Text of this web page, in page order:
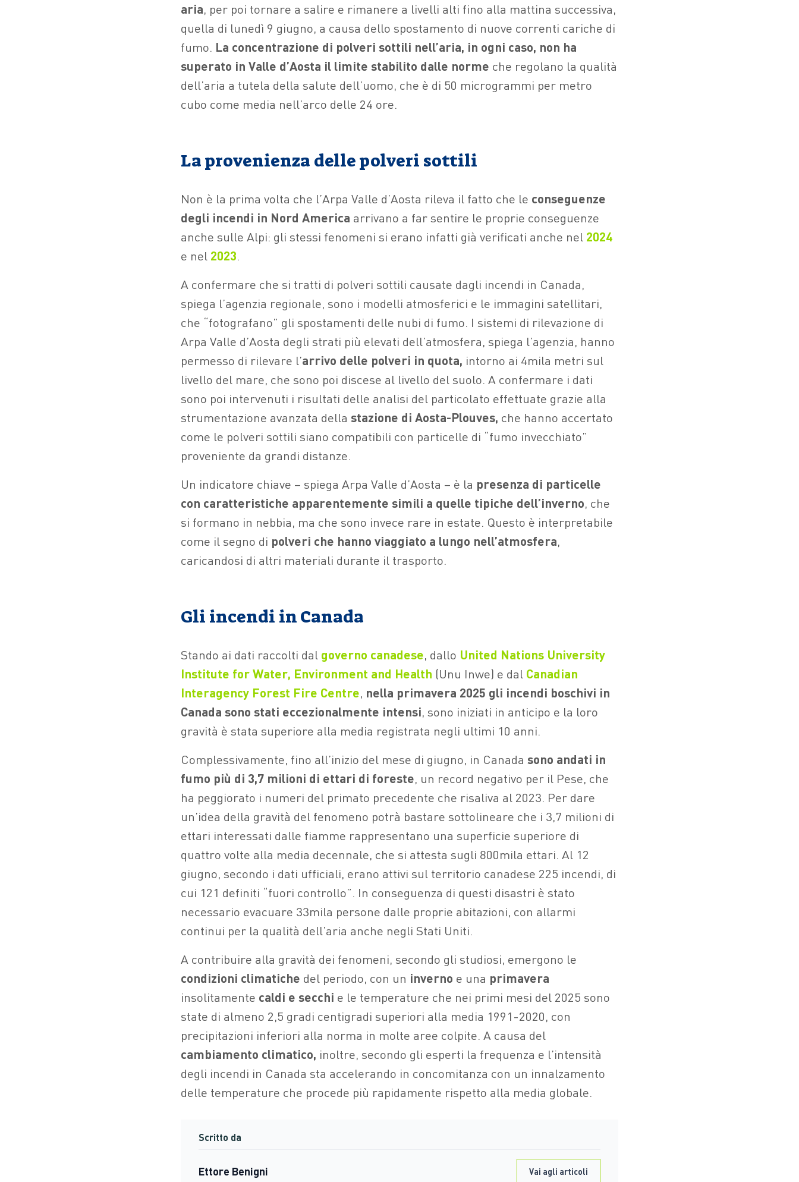
aria, per poi tornare a salire e rimanere a livelli alti fino alla mattina successiva,
quella di lunedì 9 giugno, a causa dello spostamento di nuove correnti cariche di
fumo. La concentrazione di polveri sottili nell’aria, in ogni caso, non ha
superato in Valle d’Aosta il limite stabilito dalle norme che regolano la qualità
dell’aria a tutela della salute dell’uomo, che è di 50 microgrammi per metro
cubo come media nell’arco delle 24 ore.
La provenienza delle polveri sottili
Non è la prima volta che l’Arpa Valle d’Aosta rileva il fatto che le conseguenze
degli incendi in Nord America arrivano a far sentire le proprie conseguenze
anche sulle Alpi: gli stessi fenomeni si erano infatti già verificati anche nel 2024
e nel 2023.
A confermare che si tratti di polveri sottili causate dagli incendi in Canada,
spiega l’agenzia regionale, sono i modelli atmosferici e le immagini satellitari,
che “fotografano” gli spostamenti delle nubi di fumo. I sistemi di rilevazione di
Arpa Valle d’Aosta degli strati più elevati dell’atmosfera, spiega l’agenzia, hanno
permesso di rilevare l’arrivo delle polveri in quota, intorno ai 4mila metri sul
livello del mare, che sono poi discese al livello del suolo. A confermare i dati
sono poi intervenuti i risultati delle analisi del particolato effettuate grazie alla
strumentazione avanzata della stazione di Aosta-Plouves, che hanno accertato
come le polveri sottili siano compatibili con particelle di “fumo invecchiato”
proveniente da grandi distanze.
Un indicatore chiave – spiega Arpa Valle d’Aosta – è la presenza di particelle
con caratteristiche apparentemente simili a quelle tipiche dell’inverno, che
si formano in nebbia, ma che sono invece rare in estate. Questo è interpretabile
come il segno di polveri che hanno viaggiato a lungo nell’atmosfera,
caricandosi di altri materiali durante il trasporto.
Gli incendi in Canada
Stando ai dati raccolti dal governo canadese, dallo United Nations University
Institute for Water, Environment and Health (Unu Inwe) e dal Canadian
Interagency Forest Fire Centre, nella primavera 2025 gli incendi boschivi in
Canada sono stati eccezionalmente intensi, sono iniziati in anticipo e la loro
gravità è stata superiore alla media registrata negli ultimi 10 anni.
Complessivamente, fino all’inizio del mese di giugno, in Canada sono andati in
fumo più di 3,7 milioni di ettari di foreste, un record negativo per il Pese, che
ha peggiorato i numeri del primato precedente che risaliva al 2023. Per dare
un’idea della gravità del fenomeno potrà bastare sottolineare che i 3,7 milioni di
ettari interessati dalle fiamme rappresentano una superficie superiore di
quattro volte alla media decennale, che si attesta sugli 800mila ettari. Al 12
giugno, secondo i dati ufficiali, erano attivi sul territorio canadese 225 incendi, di
cui 121 definiti “fuori controllo”. In conseguenza di questi disastri è stato
necessario evacuare 33mila persone dalle proprie abitazioni, con allarmi
continui per la qualità dell’aria anche negli Stati Uniti.
A contribuire alla gravità dei fenomeni, secondo gli studiosi, emergono le
condizioni climatiche del periodo, con un inverno e una primavera
insolitamente caldi e secchi e le temperature che nei primi mesi del 2025 sono
state di almeno 2,5 gradi centigradi superiori alla media 1991-2020, con
precipitazioni inferiori alla norma in molte aree colpite. A causa del
cambiamento climatico, inoltre, secondo gli esperti la frequenza e l’intensità
degli incendi in Canada sta accelerando in concomitanza con un innalzamento
delle temperature che procede più rapidamente rispetto alla media globale.
Scritto da
Ettore Benigni Vai agli articoli